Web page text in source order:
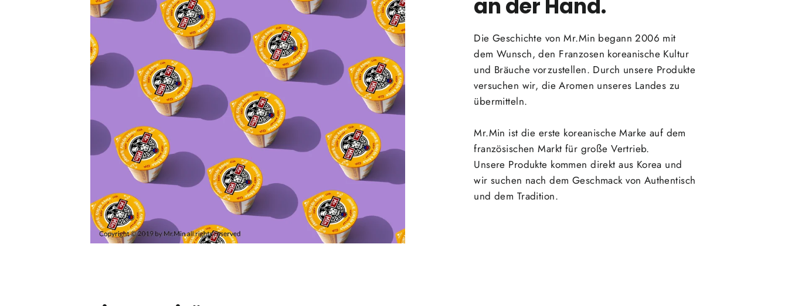
an der Hand.
Die Geschichte von Mr.Min begann 2006 mit
dem Wunsch, den Franzosen koreanische Kultur
und Bräuche vorzustellen. Durch unsere Produkte
versuchen wir, die Aromen unseres Landes zu
übermitteln.
Mr.Min ist die erste koreanische Marke auf dem
französischen Markt für große Vertrieb.
Unsere Produkte kommen direkt aus Korea und
wir suchen nach dem Geschmack von Authentisch
und dem Tradition.